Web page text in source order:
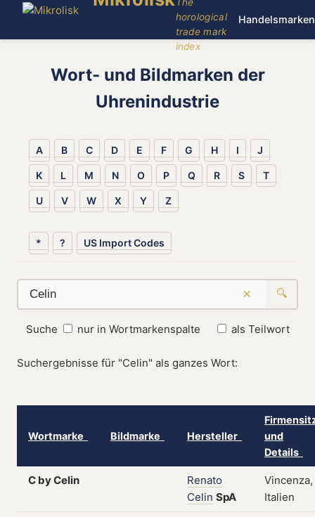
horological
trade mark
index
Handelsmarken
Wort- und Bildmarken der
Uhrenindustrie
A B C D E F G H I J
K L M N O P Q R S T
U V W X Y Z
* ? US Import Codes
× 🔍
Suche nur in Wortmarkenspalte als Teilwort
Suchergebnisse für "Celin" als ganzes Wort:
Wortmarke Bildmarke Hersteller
und
Details
C by Celin
Renato
Celin SpA
Vincenza,
Italien